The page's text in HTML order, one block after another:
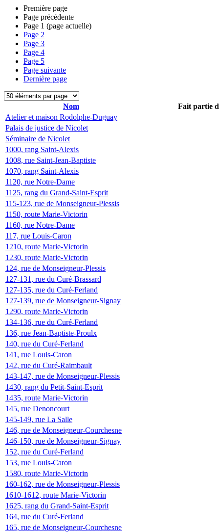
Première page
Page précédente
Page 1 (page actuelle)
Page 2
Page 3
Page 4
Page 5
Page suivante
Dernière page
Nom
Fait partie
Atelier et maison Rodolphe-Duguay
Palais de justice de Nicolet
Séminaire de Nicolet
1000, rang Saint-Alexis
1008, rue Saint-Jean-Baptiste
1070, rang Saint-Alexis
1120, rue Notre-Dame
1125, rang du Grand-Saint-Esprit
115-123, rue de Monseigneur-Plessis
1150, route Marie-Victorin
1160, rue Notre-Dame
117, rue Louis-Caron
1210, route Marie-Victorin
1230, route Marie-Victorin
124, rue de Monseigneur-Plessis
127-131, rue du Curé-Brassard
127-135, rue du Curé-Ferland
127-139, rue de Monseigneur-Signay
1290, route Marie-Victorin
134-136, rue du Curé-Ferland
136, rue Jean-Baptiste-Proulx
140, rue du Curé-Ferland
141, rue Louis-Caron
142, rue du Curé-Raimbault
143-147, rue de Monseigneur-Plessis
1430, rang du Petit-Saint-Esprit
1435, route Marie-Victorin
145, rue Denoncourt
145-149, rue La Salle
146, rue de Monseigneur-Courchesne
146-150, rue de Monseigneur-Signay
152, rue du Curé-Ferland
153, rue Louis-Caron
1580, route Marie-Victorin
160-162, rue de Monseigneur-Plessis
1610-1612, route Marie-Victorin
1625, rang du Grand-Saint-Esprit
164, rue du Curé-Ferland
165, rue de Monseigneur-Courchesne